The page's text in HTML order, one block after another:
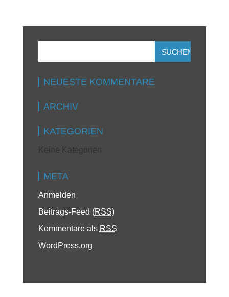
NEUESTE KOMMENTARE
ARCHIV
KATEGORIEN
Keine Kategorien
META
Anmelden
Beitrags-Feed (RSS)
Kommentare als RSS
WordPress.org